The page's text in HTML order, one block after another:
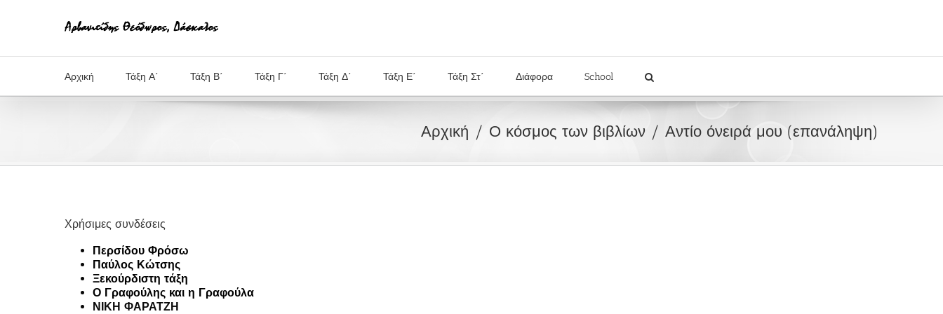
Αρχική Τάξη Α΄ Τάξη Β΄ Τάξη Γ΄ Τάξη Δ΄ Τάξη Ε΄ Τάξη Στ΄ Διάφορα School
Αρχική Ο κόσμος των βιβλίων Αντίο όνειρά μου (επανάληψη)
Χρήσιμες συνδέσεις
Περσίδου Φρόσω
Παύλος Κώτσης
Ξεκούρδιστη τάξη
Ο Γραφούλης και η Γραφούλα
ΝΙΚΗ ΦΑΡΑΤΖΗ